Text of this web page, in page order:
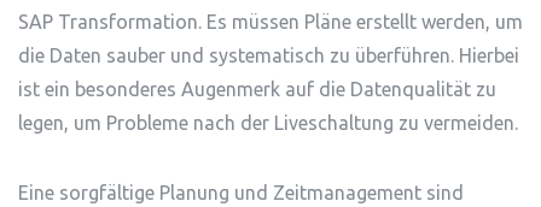
SAP Transformation. Es müssen Pläne erstellt werden, um
die Daten sauber und systematisch zu überführen. Hierbei
ist ein besonderes Augenmerk auf die Datenqualität zu
legen, um Probleme nach der Liveschaltung zu vermeiden.
Eine sorgfältige Planung und Zeitmanagement sind